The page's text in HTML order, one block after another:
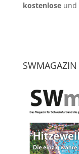
kostenloseund
SWMAGAZIN